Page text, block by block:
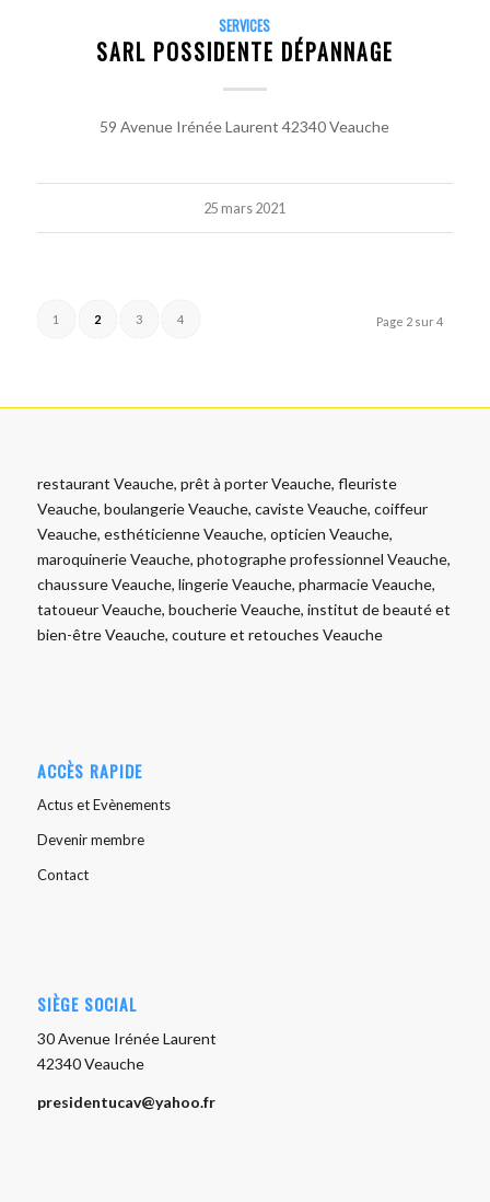
SERVICES
SARL POSSIDENTE DÉPANNAGE
59 Avenue Irénée Laurent 42340 Veauche
25 mars 2021
Page 2 sur 4
1 2 3 4
restaurant Veauche, prêt à porter Veauche, fleuriste
Veauche, boulangerie Veauche, caviste Veauche, coiffeur
Veauche, esthéticienne Veauche, opticien Veauche,
maroquinerie Veauche, photographe professionnel Veauche,
chaussure Veauche, lingerie Veauche, pharmacie Veauche,
tatoueur Veauche, boucherie Veauche, institut de beauté et
bien-être Veauche, couture et retouches Veauche
ACCÈS RAPIDE
Actus et Evènements
Devenir membre
Contact
SIÈGE SOCIAL
30 Avenue Irénée Laurent
42340 Veauche
presidentucav@yahoo.fr